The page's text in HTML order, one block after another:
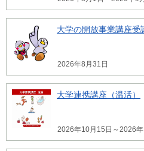
大学の開放事業講座受
2026年8月31日
大学連携講座（温活）
2026年10月15日～2026年